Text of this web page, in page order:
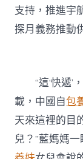
支持，推進宇
探月義務推動
“這‘快遞
載，中國自包
天來這裡的目
兒？”藍媽媽